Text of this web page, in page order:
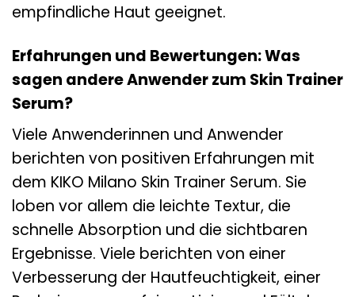
empfindliche Haut geeignet.
Erfahrungen und Bewertungen: Was
sagen andere Anwender zum Skin Trainer
Serum?
Viele Anwenderinnen und Anwender
berichten von positiven Erfahrungen mit
dem KIKO Milano Skin Trainer Serum. Sie
loben vor allem die leichte Textur, die
schnelle Absorption und die sichtbaren
Ergebnisse. Viele berichten von einer
Verbesserung der Hautfeuchtigkeit, einer